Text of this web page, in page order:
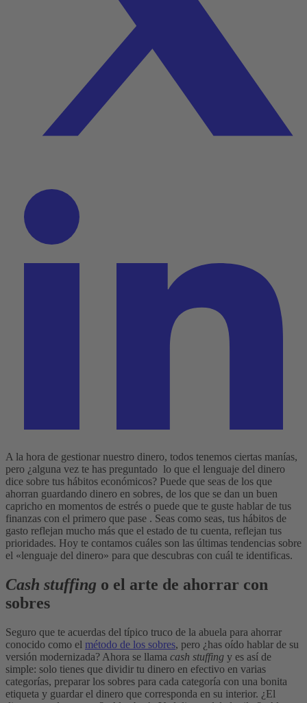
A la hora de gestionar nuestro dinero, todos tenemos ciertas manías,
pero ¿alguna vez te has preguntado lo que el lenguaje del dinero
dice sobre tus hábitos económicos? Puede que seas de los que
ahorran guardando dinero en sobres, de los que se dan un buen
capricho en momentos de estrés o puede que te guste hablar de tus
finanzas con el primero que pase . Seas como seas, tus hábitos de
gasto reflejan mucho más que el estado de tu cuenta, reflejan tus
prioridades. Hoy te contamos cuáles son las últimas tendencias sobre
el «lenguaje del dinero» para que descubras con cuál te identificas.
Cash stuffing o el arte de ahorrar con
sobres
Seguro que te acuerdas del típico truco de la abuela para ahorrar
conocido como el método de los sobres, pero ¿has oído hablar de su
versión modernizada? Ahora se llama cash stuffing y es así de
simple: solo tienes que dividir tu dinero en efectivo en varias
categorías, preparar los sobres para cada categoría con una bonita
etiqueta y guardar el dinero que corresponda en su interior. ¿El